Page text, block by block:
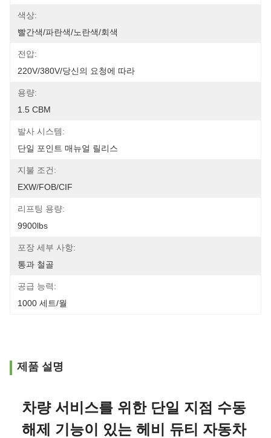
색상:
빨간색/파란색/노란색/회색
전압:
220V/380V/당신의 요청에 따라
용량:
1.5 CBM
발사 시스템:
단일 포인트 매뉴얼 릴리스
지불 조건:
EXW/FOB/CIF
리프팅 용량:
9900lbs
포장 세부 사항:
통과 철골
공급 능력:
1000 세트/월
제품 설명
차량 서비스를 위한 단일 지점 수동
해제 기능이 있는 헤비 듀티 자동차